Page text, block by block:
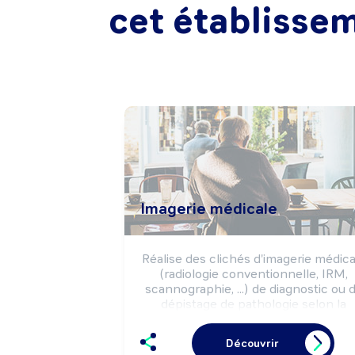
cet
Imagerie médicale
Réalise des clichés d'imagerie
(radiologie conventionnelle, IRM,
scannographie, ...) de diagnostic ou
dépistage de pathologie selon la
Peut intervenir dans la mise en place
traitements thérapeutiques
Découvrir